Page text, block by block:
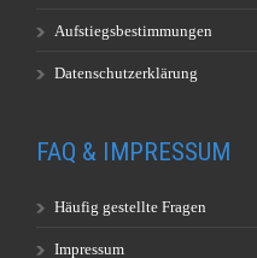
Aufstiegsbestimmungen
Datenschutzerklärung
FAQ & IMPRESSUM
Häufig gestellte Fragen
Impressum